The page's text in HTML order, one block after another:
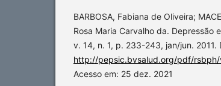
BARBOSA, Fabiana de Oliveira;
Rosa Maria Carvalho da. Depressão
v. 14, n. 1, p. 233-243, jan/jun. 2011.
http://pepsic.bvsalud.org/pdf/rsbph/
Acesso em: 25 dez. 2021